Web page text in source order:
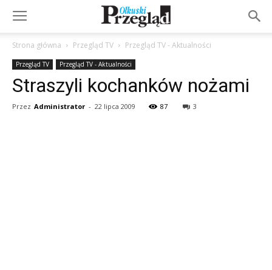
Strona główna Przegląd TV Przegląd TV - Aktualności
Przegląd TV Przegląd TV - Aktualności
Straszyli kochanków nożami
Przez Administrator - 22 lipca 2009 87 3